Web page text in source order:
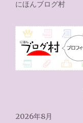
にほんブログ村
2026年8月